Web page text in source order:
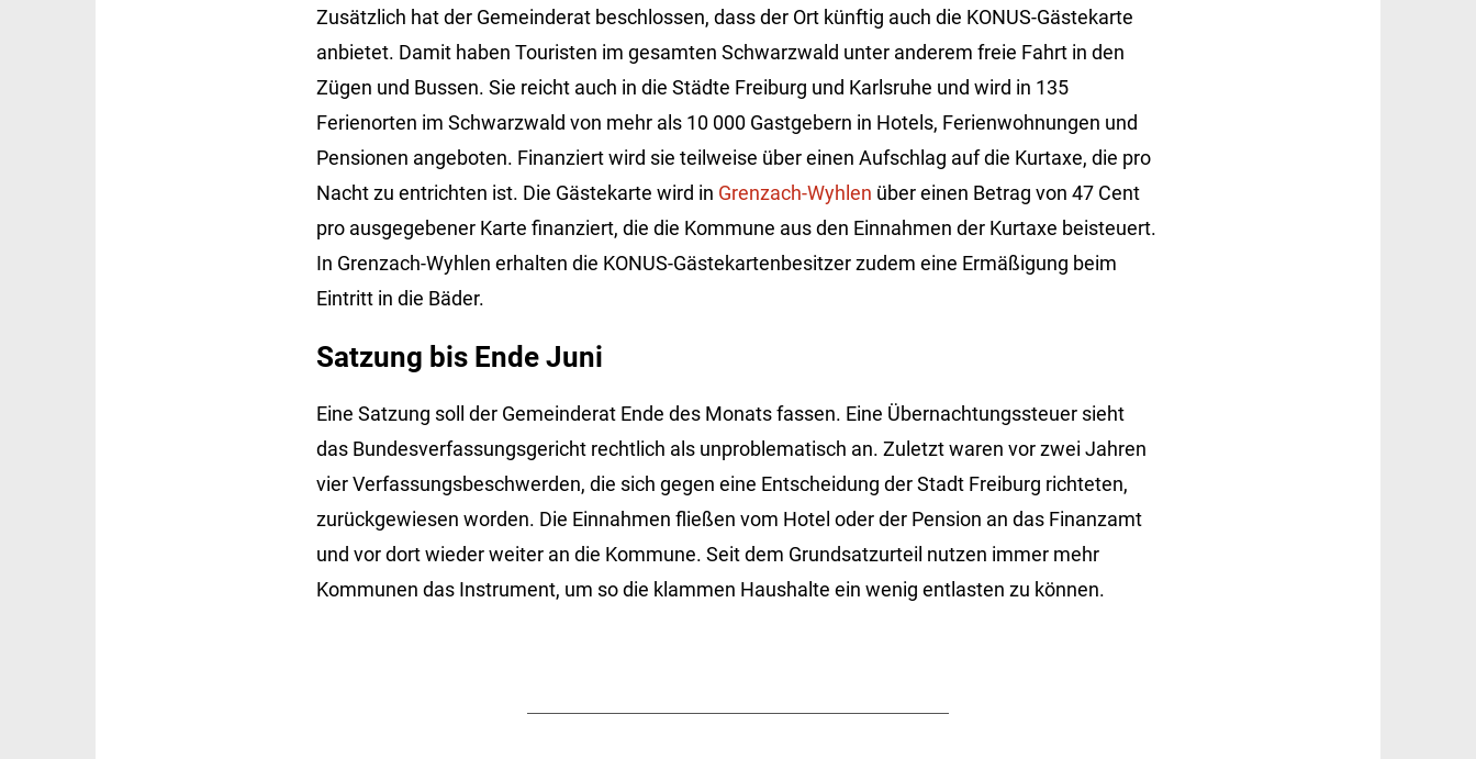
Zusätzlich hat der Gemeinderat beschlossen, dass der Ort künftig auch die KONUS-Gästekarte
anbietet. Damit haben Touristen im gesamten Schwarzwald unter anderem freie Fahrt in den
Zügen und Bussen. Sie reicht auch in die Städte Freiburg und Karlsruhe und wird in 135
Ferienorten im Schwarzwald von mehr als 10 000 Gastgebern in Hotels, Ferienwohnungen und
Pensionen angeboten. Finanziert wird sie teilweise über einen Aufschlag auf die Kurtaxe, die pro
Nacht zu entrichten ist. Die Gästekarte wird in Grenzach-Wyhlen über einen Betrag von 47 Cent
pro ausgegebener Karte finanziert, die die Kommune aus den Einnahmen der Kurtaxe beisteuert.
In Grenzach-Wyhlen erhalten die KONUS-Gästekartenbesitzer zudem eine Ermäßigung beim
Eintritt in die Bäder.
Satzung bis Ende Juni
Eine Satzung soll der Gemeinderat Ende des Monats fassen. Eine Übernachtungssteuer sieht
das Bundesverfassungsgericht rechtlich als unproblematisch an. Zuletzt waren vor zwei Jahren
vier Verfassungsbeschwerden, die sich gegen eine Entscheidung der Stadt Freiburg richteten,
zurückgewiesen worden. Die Einnahmen fließen vom Hotel oder der Pension an das Finanzamt
und vor dort wieder weiter an die Kommune. Seit dem Grundsatzurteil nutzen immer mehr
Kommunen das Instrument, um so die klammen Haushalte ein wenig entlasten zu können.